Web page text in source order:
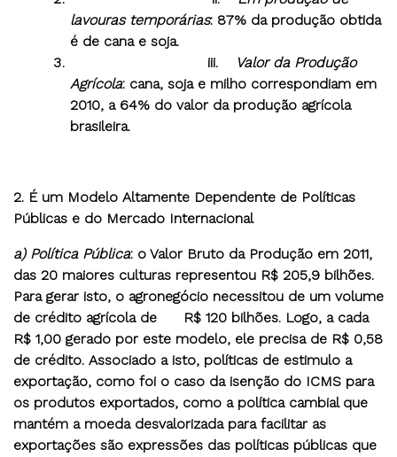
lavouras temporárias: 87% da produção obtida
é de cana e soja.
iii.
Valor da Produção
Agrícola: cana, soja e milho correspondiam em
2010, a 64% do valor da produção agrícola
brasileira.
2. É um Modelo Altamente Dependente de Políticas
Públicas e do Mercado Internacional
a) Política Pública: o Valor Bruto da Produção em 2011,
das 20 maiores culturas representou R$ 205,9 bilhões.
Para gerar isto, o agronegócio necessitou de um volume
de crédito agrícola de R$ 120 bilhões. Logo, a cada
R$ 1,00 gerado por este modelo, ele precisa de R$ 0,58
de crédito. Associado a isto, políticas de estimulo a
exportação, como foi o caso da isenção do ICMS para
os produtos exportados, como a política cambial que
mantém a moeda desvalorizada para facilitar as
exportações são expressões das políticas públicas que